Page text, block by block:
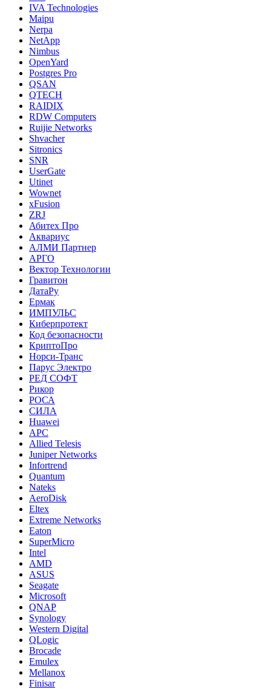
IVA Technologies
Maipu
Nerpa
NetApp
Nimbus
OpenYard
Postgres Pro
QSAN
QTECH
RAIDIX
RDW Computers
Ruijie Networks
Shvacher
Sitronics
SNR
UserGate
Utinet
Wownet
xFusion
ZRJ
Абитех Про
Аквариус
АЛМИ Партнер
АРГО
Вектор Технологии
Гравитон
ДатаРу
Ермак
ИМПУЛЬС
Киберпротект
Код безопасности
КриптоПро
Норси-Транс
Парус Электро
РЕД СОФТ
Рикор
РОСА
СИЛА
Huawei
APC
Allied Telesis
Juniper Networks
Infortrend
Quantum
Nateks
AeroDisk
Eltex
Extreme Networks
Eaton
SuperMicro
Intel
AMD
ASUS
Seagate
Microsoft
QNAP
Synology
Western Digital
QLogic
Brocade
Emulex
Mellanox
Finisar